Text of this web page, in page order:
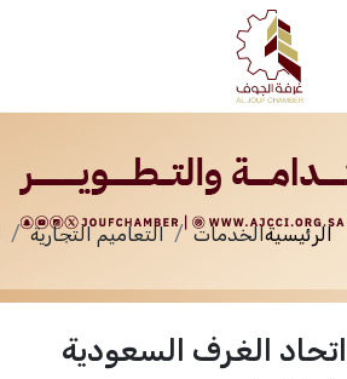
تعرف علينا
الخدمات
الرئيسيةالخدمات التعاميم التجارية
اتحاد الغرف السعودية